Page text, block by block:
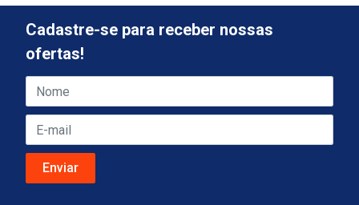
Cadastre-se para receber nossas
ofertas!